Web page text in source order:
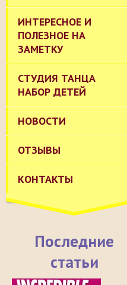
ИНТЕРЕСНОЕ И
ПОЛЕЗНОЕ НА
ЗАМЕТКУ
СТУДИЯ ТАНЦА
НАБОР ДЕТЕЙ
НОВОСТИ
ОТЗЫВЫ
КОНТАКТЫ
Последние
статьи